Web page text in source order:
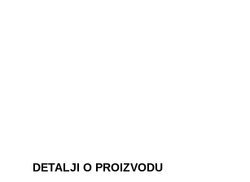
DETALJI O PROIZVODU